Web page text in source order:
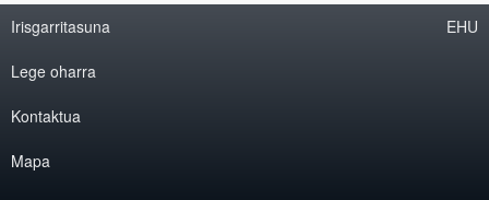
Irisgarritasuna
Lege oharra
Kontaktua
Mapa
EHU